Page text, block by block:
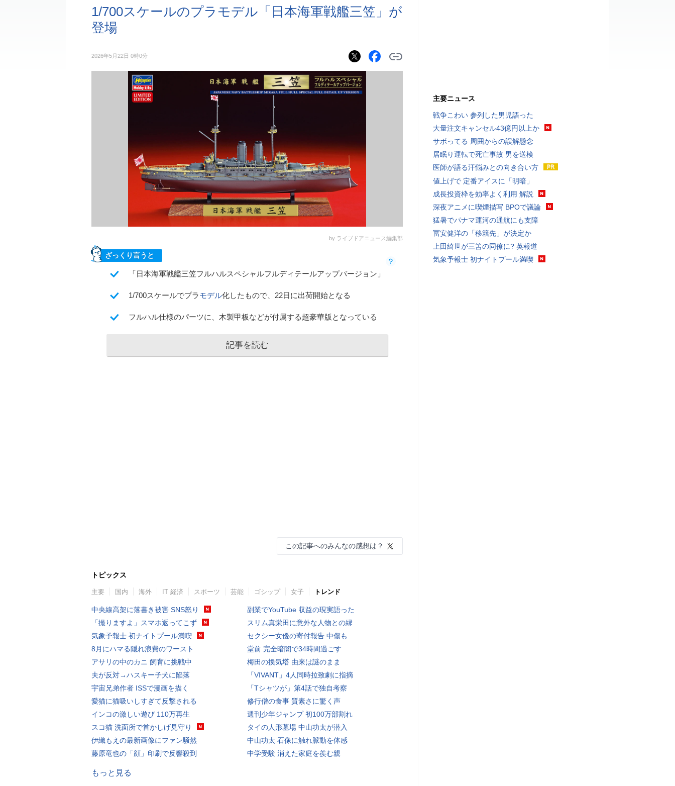
1/700スケールのプラモデル「日本海軍戦艦三笠」が
登場
2026年5月22日 0時0分
by ライブドアニュース編集部
ざっくり言うと
「日本海軍戦艦三笠フルハルスペシャルフルディテールアップバージョン」
1/700スケールでプラモデル化したもので、22日に出荷開始となる
フルハル仕様のパーツに、木製甲板などが付属する超豪華版となっている
記事を読む
この記事へのみんなの感想は？
トピックス
主要 国内 海外 IT 経済 スポーツ 芸能 ゴシップ 女子 トレンド
中央線高架に落書き被害 SNS怒り
「撮りますよ」スマホ返ってこず
気象予報士 初ナイトプール満喫
8月にハマる隠れ浪費のワースト
アサリの中のカニ 飼育に挑戦中
夫が反対→ハスキー子犬に陥落
宇宙兄弟作者 ISSで漫画を描く
愛猫に猫吸いしすぎて反撃される
インコの激しい遊び 110万再生
スコ猫 洗面所で首かしげ見守り
伊織もえの最新画像にファン騒然
藤原竜也の「顔」印刷で反響殺到
副業でYouTube 収益の現実語った
スリム真栄田に意外な人物との縁
セクシー女優の寄付報告 中傷も
堂前 完全暗闇で34時間過ごす
梅田の換気塔 由来は謎のまま
「VIVANT」4人同時拉致劇に指摘
「Tシャツが」第4話で独自考察
修行僧の食事 質素さに驚く声
週刊少年ジャンプ 初100万部割れ
タイの人形墓場 中山功太が潜入
中山功太 石像に触れ脈動を体感
中学受験 消えた家庭を羨む親
もっと見る
主要ニュース
戦争こわい 参列した男児語った
大量注文キャンセル43億円以上か
サボってる 周囲からの誤解懸念
居眠り運転で死亡事故 男を送検
医師が語る汗悩みとの向き合い方
値上げで 定番アイスに「明暗」
成長投資枠を効率よく利用 解説
深夜アニメに喫煙描写 BPOで議論
猛暑でパナマ運河の通航にも支障
冨安健洋の「移籍先」が決定か
上田綺世が三笘の同僚に? 英報道
気象予報士 初ナイトプール満喫